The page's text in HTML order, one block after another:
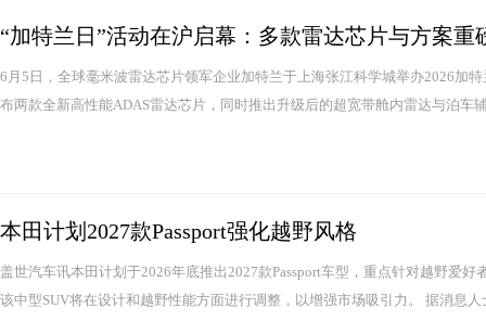
“加特兰日”活动在沪启幕：多款雷达芯片与方案重
6月5日，全球毫米波雷达芯片领军企业加特兰于上海张江科学城举办2026加
布两款全新高性能ADAS雷达芯片，同时推出升级后的超宽带舱内雷达与泊车
本田计划2027款Passport强化越野风格
盖世汽车讯本田计划于2026年底推出2027款Passport车型，重点针对越野爱
该中型SUV将在设计和越野性能方面进行调整，以增强市场吸引力。 据消息人